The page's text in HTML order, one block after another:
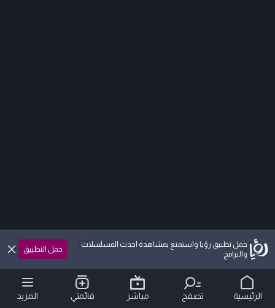
حمل تطبيق رؤيا واستمتع بمشاهدة احدث المسلسلات
والبرامج
حمل التطبيق
الرئيسية تصفح مباشر قائمتي المزيد